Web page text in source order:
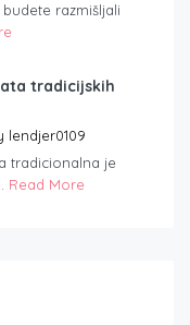
razmišljali
tradicijskih
lendjer0109
tradicionalna je
Read More